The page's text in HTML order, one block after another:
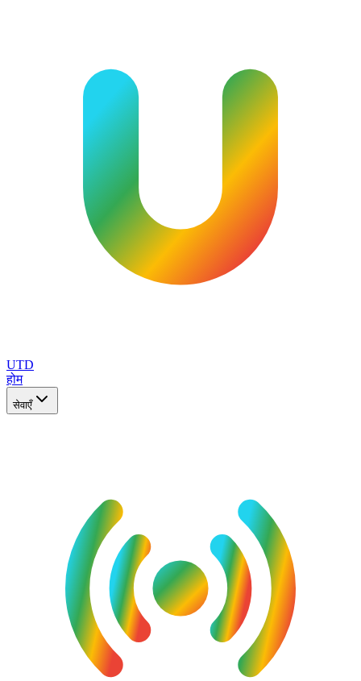
UTD
होम
सेवाएँ